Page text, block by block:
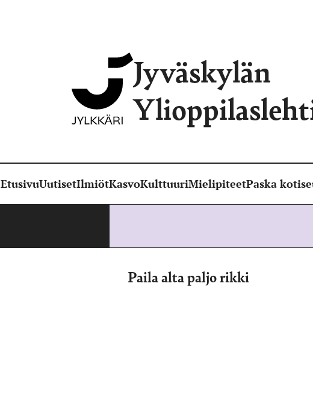
Jyväskylän
EtusivuUutisetIlmiötKasvoKulttuuriMielipiteetPaska
Paila alta paljo rikki